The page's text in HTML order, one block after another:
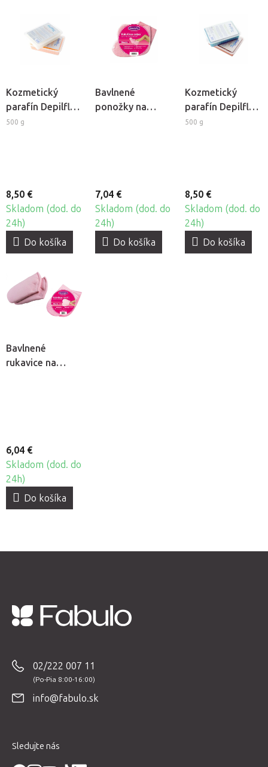
Kozmetický
parafín Depilflax
- Bambucké
500 g
8,50 €
Skladom (dod. do
24h)
Do košíka
Bavlnené
ponožky na
7,04 €
Skladom (dod. do
24h)
Do košíka
Kozmetický
parafín Depilflax
- Mäta
500 g
8,50 €
Skladom (dod. do
24h)
Do košíka
Bavlnené
rukavice na
6,04 €
Skladom (dod. do
24h)
Do košíka
02/222 007 11
info@fabulo.sk
Sledujte nás